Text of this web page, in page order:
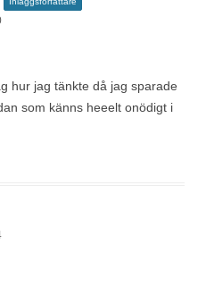
hur jag tänkte då jag sparade
som känns heeelt onödigt i